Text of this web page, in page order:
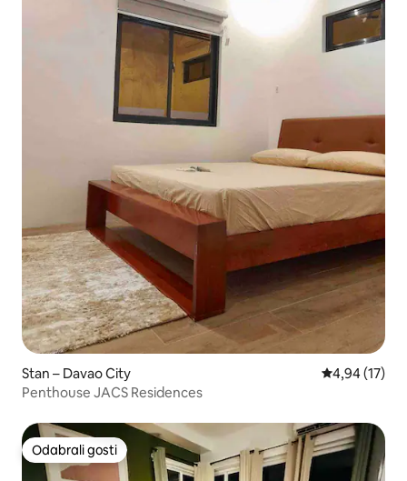
Stan – Davao City Prosječna
4,94 (17)
Penthouse JACS Residences
Odabrali gosti
Odabrali gosti